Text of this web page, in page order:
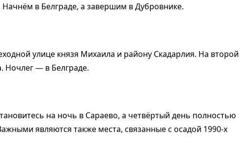
в Белграде, а завершим в Дубровнике.
улице князя Михаила и району Скадарлия. На второй
Ночлег — в Белграде.
на ночь в Сараево, а четвёртый день полностью
являются также места, связанные с осадой 1990-х